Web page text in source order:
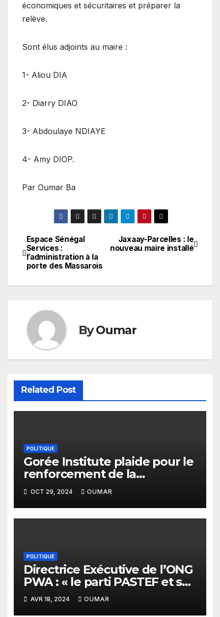
économiques et sécuritaires et préparer la
relève.
Sont élus adjoints au maire :
1- Aliou DIA
2- Diarry DIAO
3- Abdoulaye NDIAYE
4- Amy DIOP.
Par Oumar Ba
Navigation
de
l’article
Jaxaay-Parcelles : le
nouveau maire installé
Espace Sénégal
Services :
l’administration à la
porte des Massarois
ByOumar
Related Post
POLITIQUE
Gorée Institute plaide pour le
renforcement de la
collaboration entre les OSC et
la CEDEAO en matière de
démocratie et de la bonne
gouvernance en Afrique de
OCT 29, 2024 OUMAR
POLITIQUE
Directrice Exécutive de l’ONG
PWA : « le parti PASTEF et sa
coalition sont très masculins
»
AVR 18, 2024 OUMAR